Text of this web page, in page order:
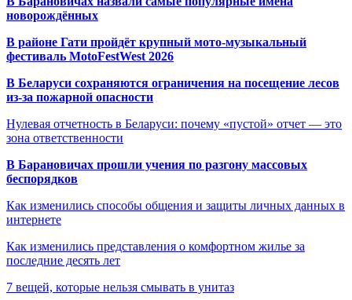
новорождённых
В районе Гати пройдёт крупный мото-музыкальный
фестиваль MotoFestWest 2026
В Беларуси сохраняются ограничения на посещение лесов
из-за пожарной опасности
Нулевая отчетность в Беларуси: почему «пустой» отчет — это
зона ответственности
В Барановичах прошли учения по разгону массовых
беспорядков
Как изменились способы общения и защиты личных данных в
интернете
Как изменились представления о комфортном жилье за
последние десять лет
7 вещей, которые нельзя смывать в унитаз